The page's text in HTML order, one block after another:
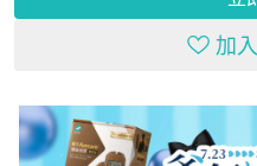
加